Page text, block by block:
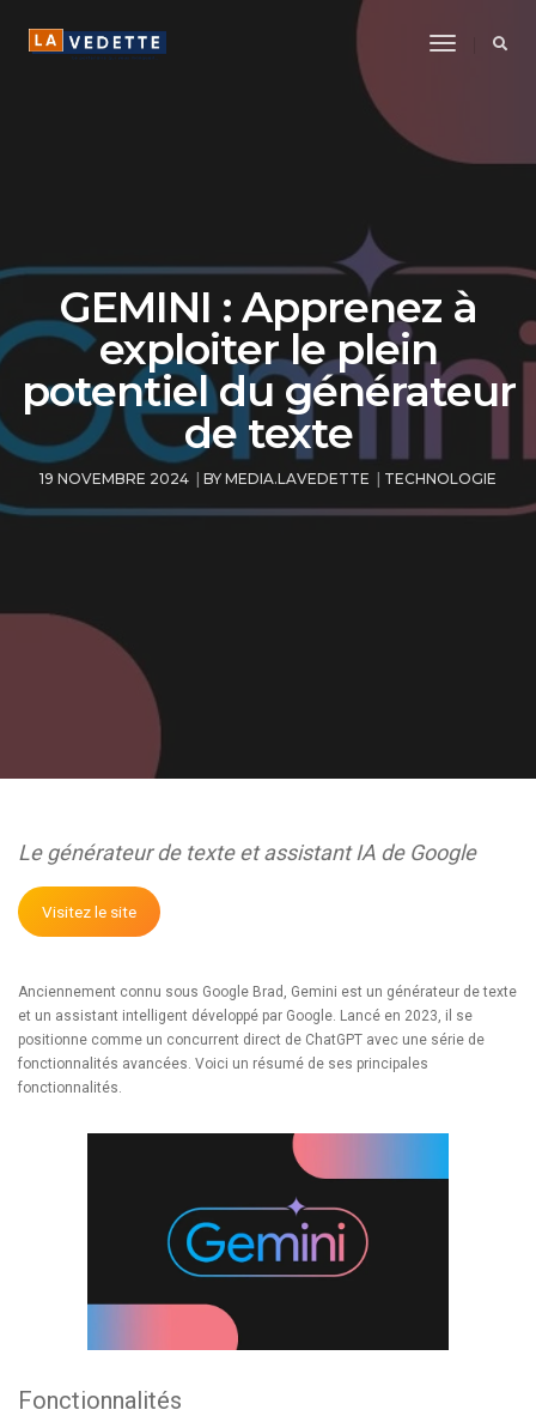
Toggle
GEMINI : Apprenez à
exploiter le plein
potentiel du générateur
de texte
19 NOVEMBRE 2024 BY MEDIA.LAVEDETTE TECHNOLOGIE
Le générateur de texte et assistant IA de Google
Visitez le site
Anciennement connu sous Google Brad, Gemini est un générateur de texte
et un assistant intelligent développé par Google. Lancé en 2023, il se
positionne comme un concurrent direct de ChatGPT avec une série de
fonctionnalités avancées. Voici un résumé de ses principales
fonctionnalités.
Fonctionnalités